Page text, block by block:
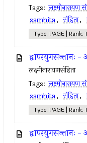
Tags: लक्ष्मीनारायण
samhita, संहिता,
Type: PAGE | Rank:
द्वापरयुगसन्तानः -
लक्ष्मीनारायणसंहिता
Tags: लक्ष्मीनारायण
samhita, संहिता,
Type: PAGE | Rank:
द्वापरयुगसन्तानः -